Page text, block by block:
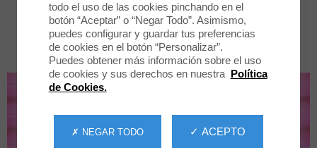
POR CATEGORÍA TODAS LA TIENDAS
todo el uso de las cookies pinchando en el
botón “Aceptar” o “Negar Todo”. Asimismo,
puedes configurar y guardar tus preferencias
de cookies en el botón “Personalizar”.
Puedes obtener más información sobre el uso
de cookies y sus derechos en nuestra Política
de Cookies.
✓ ACEPTO
✗ NEGAR TODO